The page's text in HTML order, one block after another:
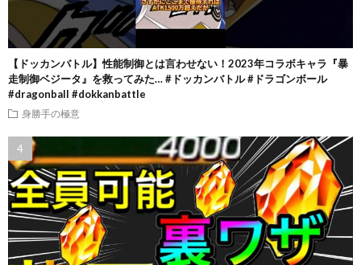
【ドッカンバトル】性能制御とは言わせない！2023年コラボキャラ『暴
走制御ベジータ』を救ってみた… #ドッカンバトル #ドラゴンボール
#dragonball #dokkanbattle
身勝手の極意